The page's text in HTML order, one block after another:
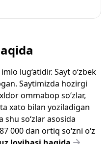
lug‘atidir. Sayt o‘zbek
Saytimizda hozirgi
ommabop so‘zlar,
xato bilan yoziladigan
shu so‘zlar asosida
000 dan ortiq so‘zni o‘z